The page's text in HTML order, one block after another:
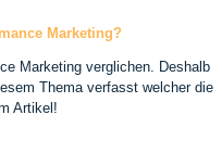
Marketing?
Marketing verglichen. Deshalb
Thema verfasst welcher die
Artikel!